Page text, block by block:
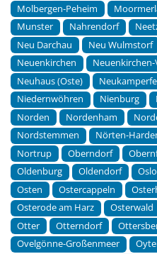
Molbergen-Peheim
Munster
Nahrendorf
Neu Darchau
Neu Wulmstorf
Neuenkirchen
Neuhaus (Oste)
Niedernwöhren
Nienburg
Norden
Nordenham
Nordstemmen
Nörten-
Nortrup
Oberndorf
Oldenburg
Oldendorf
Osten
Ostercappeln
Osterode am Harz
Osterwald
Otter
Otterndorf
Ovelgönne-Großenmeer